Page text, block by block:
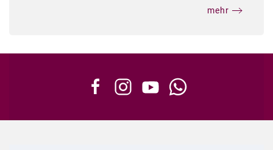
mehr